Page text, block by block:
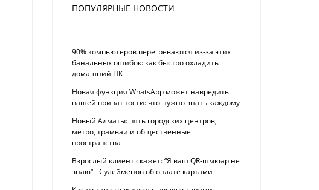
ПОПУЛЯРНЫЕ НОВОСТИ
90% компьютеров перегреваются из-за этих
банальных ошибок: как быстро охладить
домашний ПК
Новая функция WhatsApp может навредить
вашей приватности: что нужно знать каждому
Новый Алматы: пять городских центров,
метро, трамваи и общественные
пространства
Взрослый клиент скажет: “Я ваш QR-шмюар не
знаю“ - Сулейменов об оплате картами